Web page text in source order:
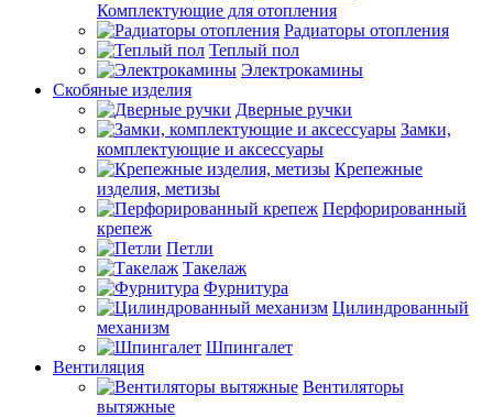
Комплектующие для отопления
Радиаторы отопления
Теплый пол
Электрокамины
Скобяные изделия
Дверные ручки
Замки,
комплектующие и аксессуары
Крепежные
изделия, метизы
Перфорированный
крепеж
Петли
Такелаж
Фурнитура
Цилиндрованный
механизм
Шпингалет
Вентиляция
Вентиляторы
вытяжные